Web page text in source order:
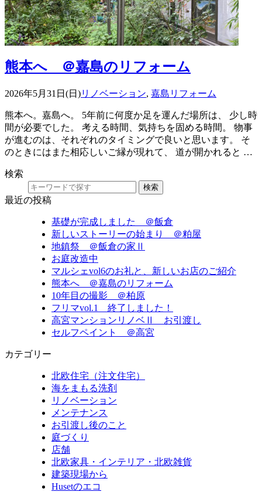
熊本へ ＠嘉島のリフォーム
2026年5月31日(日)リノベーション, 嘉島リフォーム
熊本へ。嘉島へ。 5年前に何度か足を運んだ場所は、 少し時
間が必要でした。 考える時間、気持ちを固める時間。 物事
が進むのは、それぞれのタイミングで良いと思います。 そ
のときにはまた相応しいご縁が現れて、 道が開かれると …
検索
検索
最近の投稿
基礎が完成しました ＠飯倉
新しいストーリーの始まり ＠粕屋
地鎮祭 ＠飯倉の家Ⅱ
お庭改造中
マルシェvol6のお礼と、新しいお店のご紹介
熊本へ ＠嘉島のリフォーム
10年目の撮影 ＠柏原
フリマvol.1 終了しました！
高宮マンションリノベⅡ お引渡し
セルフペイント ＠高宮
カテゴリー
北欧住宅（注文住宅）
海をまもる洗剤
リノベーション
メンテナンス
お引渡し後のこと
庭づくり
店舗
北欧家具・インテリア・北欧雑貨
建築現場から
Husetのエコ